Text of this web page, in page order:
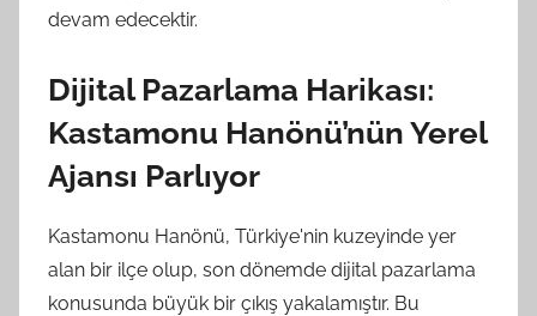
devam edecektir.
Dijital Pazarlama Harikası:
Kastamonu Hanönü’nün Yerel
Ajansı Parlıyor
Kastamonu Hanönü, Türkiye'nin kuzeyinde yer
alan bir ilçe olup, son dönemde dijital pazarlama
konusunda büyük bir çıkış yakalamıştır. Bu